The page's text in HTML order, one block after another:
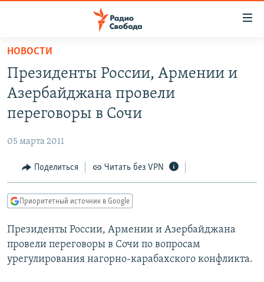
упрощенного
доступа
Вернуться
основному
Вернутся
Вернутся
поиску
ПОДКАСТЫ
АВТОРСКИЕ ПРОЕКТЫ
МНЕНИЯ
КУЛЬТУРА
КАВКАЗ.РЕАЛИИ
СЕВЕР.РЕАЛИИ
СИБИРЬ.РЕАЛИИ
НОВОСТИ
Президенты России, Армении и
Азербайджана провели
переговоры в Сочи
05 марта 2011
Поделиться Читать без VPN
Приоритетный источник в Google
Президенты России, Армении и Азербайджана
провели переговоры в Сочи по вопросам
урегулирования нагорно-карабахского конфликта.